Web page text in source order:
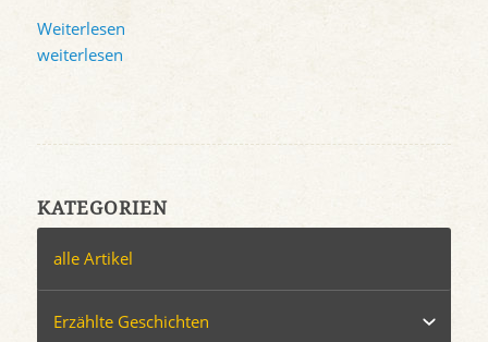
Weiterlesen
weiterlesen
KATEGORIEN
alle Artikel
Erzählte Geschichten